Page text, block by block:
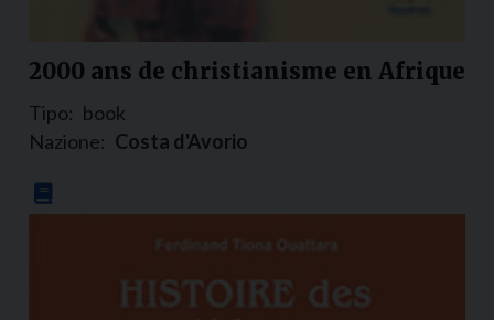
2000 ans de christianisme en Afrique
Tipo: book
Nazione: Costa d'Avorio